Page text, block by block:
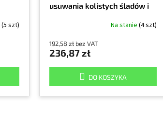
(5 szt)
usuwania kolistych śladów i
ciemnoniebieska, 1 litr
Na stanie (4 szt)
192,58 zł bez VAT
236,87 zł
DO KOSZYKA